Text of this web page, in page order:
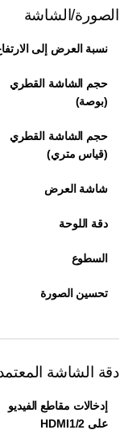
الصورة/الشاشة
نسبة العرض إلى
حجم الشاشة القطري
(بوصة)
حجم الشاشة القطري
(قياس متري)
شاشة العرض
دقة اللوحة
السطوع
تحسين الصورة
دقة الشاشة
إدخالات مقاطع الفيديو
على HDMI1/2